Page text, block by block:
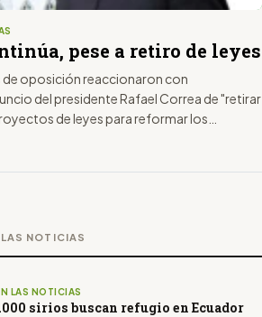
pese a retiro de leyes
oposición reaccionaron con
del presidente Rafael Correa de "retirar
de leyes para reformar los
NOTICIAS
LAS NOTICIAS
sirios buscan refugio en Ecuador